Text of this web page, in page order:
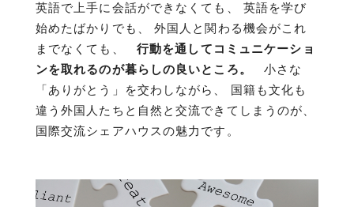
英語で上手に会話ができなくても、 英語を学び
始めたばかりでも、 外国人と関わる機会がこれ
までなくても、 行動を通してコミュニケーショ
ンを取れるのが暮らしの良いところ。
小さな
「ありがとう」を交わしながら、 国籍も文化も
違う外国人たちと自然と交流できてしまうのが、
国際交流シェアハウスの魅力です。